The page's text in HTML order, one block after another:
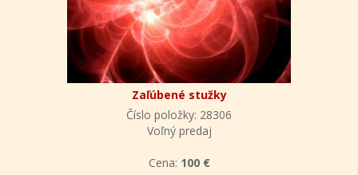
Zaľúbené stužky
Číslo položky: 28306
Voľný predaj
Cena: 100 €